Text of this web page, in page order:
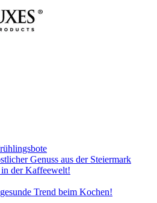
Genuss aus der Steiermark
der Kaffeewelt!
Trend beim Kochen!